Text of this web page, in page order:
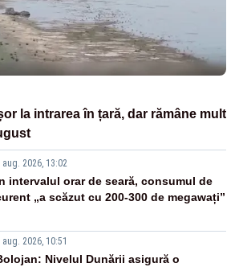
la intrarea în țară, dar rămâne mult
aug. 2026, 13:02
intervalul orar de seară, consumul de
„a scăzut cu 200-300 de megawați”
aug. 2026, 10:51
Nivelul Dunării asigură o